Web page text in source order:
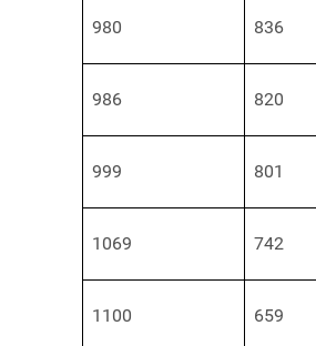
980 836
986 820
999 801
1069 742
1100 659